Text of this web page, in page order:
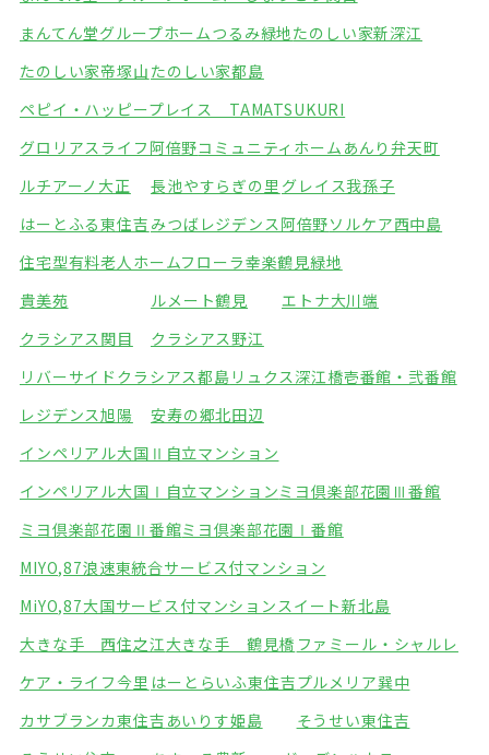
まんてん堂グループホームつるみ緑地たのしい家新深江
たのしい家帝塚山 たのしい家都島
ペピイ・ハッピープレイス TAMATSUKURI
グロリアスライフ阿倍野コミュニティホームあんり弁天町
ルチアーノ大正
長池やすらぎの里 グレイス我孫子
はーとふる東住吉 みつばレジデンス阿倍野ソルケア西中島
住宅型有料老人ホームフローラ幸楽鶴見緑地
貴美苑
ルメート鶴見
エトナ大川端
クラシアス関目
クラシアス野江
リバーサイドクラシアス都島 リュクス深江橋壱番館・弐番館
レジデンス旭陽
安寿の郷北田辺
インペリアル大国Ⅱ自立マンション
インペリアル大国Ⅰ自立マンションミヨ倶楽部花園Ⅲ番館
ミヨ倶楽部花園Ⅱ番館ミヨ倶楽部花園Ⅰ番館
MIYO,87浪速東統合サービス付マンション
MiYO,87大国サービス付マンション スイート新北島
大きな手 西住之江大きな手 鶴見橋 ファミール・シャルレ
ケア・ライフ今里 はーとらいふ東住吉プルメリア巽中
カサブランカ東住吉 あいりす姫島
そうせい東住吉